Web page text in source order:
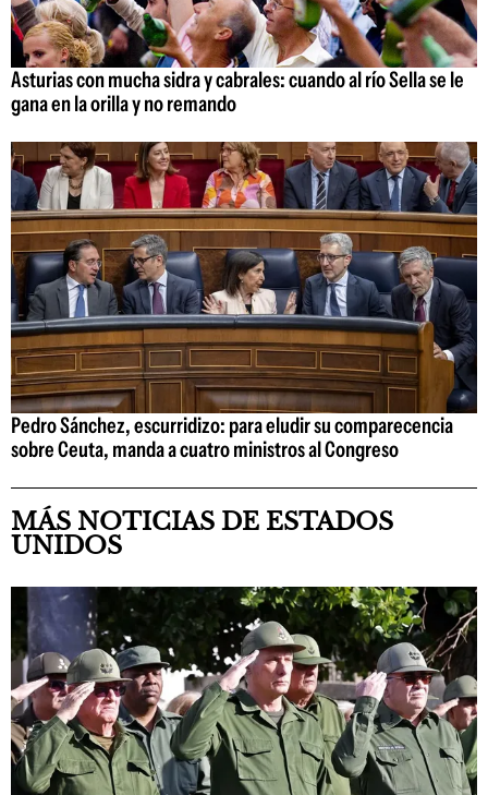
Asturias con mucha sidra y cabrales: cuando al río Sella se le
gana en la orilla y no remando
Pedro Sánchez, escurridizo: para eludir su comparecencia
sobre Ceuta, manda a cuatro ministros al Congreso
MÁS NOTICIAS DE ESTADOS
UNIDOS